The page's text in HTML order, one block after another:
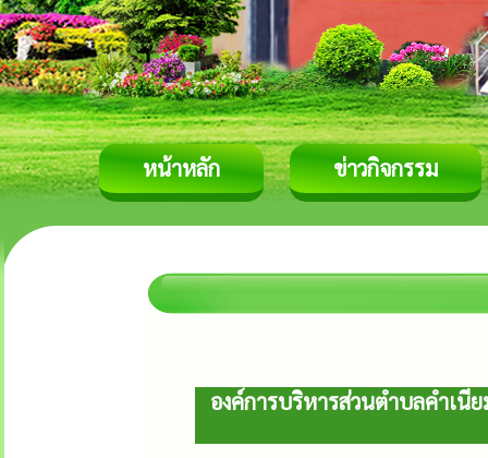
หน้าหลัก ข่าวกิจกรรม
องค์การบริหารส่วนตำบลคำเ